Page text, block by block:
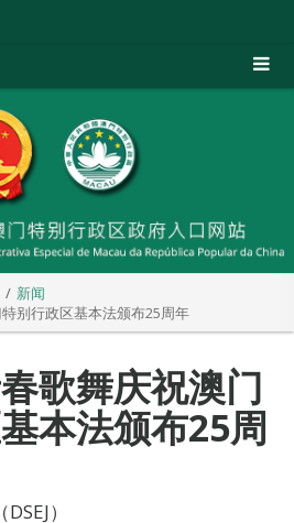
新闻
别行政区基本法颁布25周年
歌舞庆祝澳门
本法颁布25周
）